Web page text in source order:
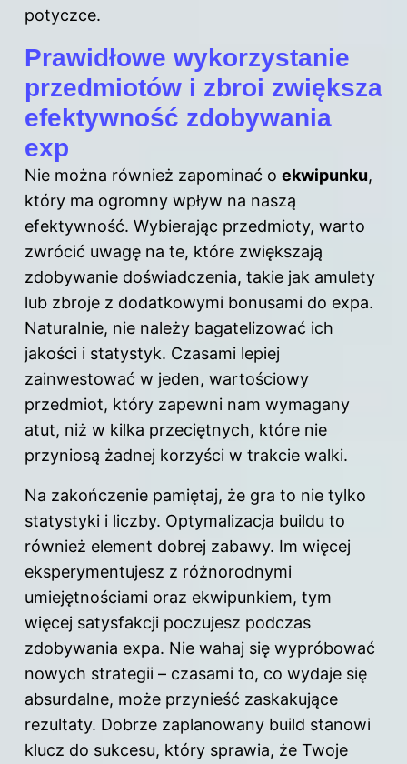
potyczce.
Prawidłowe wykorzystanie
przedmiotów i zbroi zwiększa
efektywność zdobywania
exp
Nie można również zapominać o ekwipunku,
który ma ogromny wpływ na naszą
efektywność. Wybierając przedmioty, warto
zwrócić uwagę na te, które zwiększają
zdobywanie doświadczenia, takie jak amulety
lub zbroje z dodatkowymi bonusami do expa.
Naturalnie, nie należy bagatelizować ich
jakości i statystyk. Czasami lepiej
zainwestować w jeden, wartościowy
przedmiot, który zapewni nam wymagany
atut, niż w kilka przeciętnych, które nie
przyniosą żadnej korzyści w trakcie walki.
Na zakończenie pamiętaj, że gra to nie tylko
statystyki i liczby. Optymalizacja buildu to
również element dobrej zabawy. Im więcej
eksperymentujesz z różnorodnymi
umiejętnościami oraz ekwipunkiem, tym
więcej satysfakcji poczujesz podczas
zdobywania expa. Nie wahaj się wypróbować
nowych strategii – czasami to, co wydaje się
absurdalne, może przynieść zaskakujące
rezultaty. Dobrze zaplanowany build stanowi
klucz do sukcesu, który sprawia, że Twoje